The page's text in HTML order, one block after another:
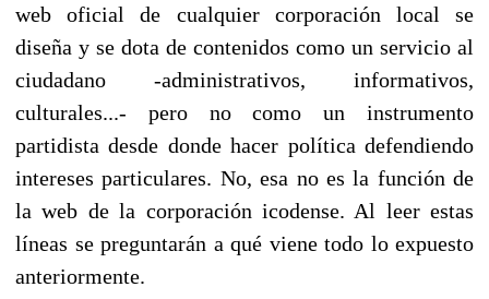
web oficial de cualquier corporación local se
diseña y se dota de contenidos como un servicio al
ciudadano -administrativos, informativos,
culturales...- pero no como un instrumento
partidista desde donde hacer política defendiendo
intereses particulares. No, esa no es la función de
la web de la corporación icodense. Al leer estas
líneas se preguntarán a qué viene todo lo expuesto
anteriormente.